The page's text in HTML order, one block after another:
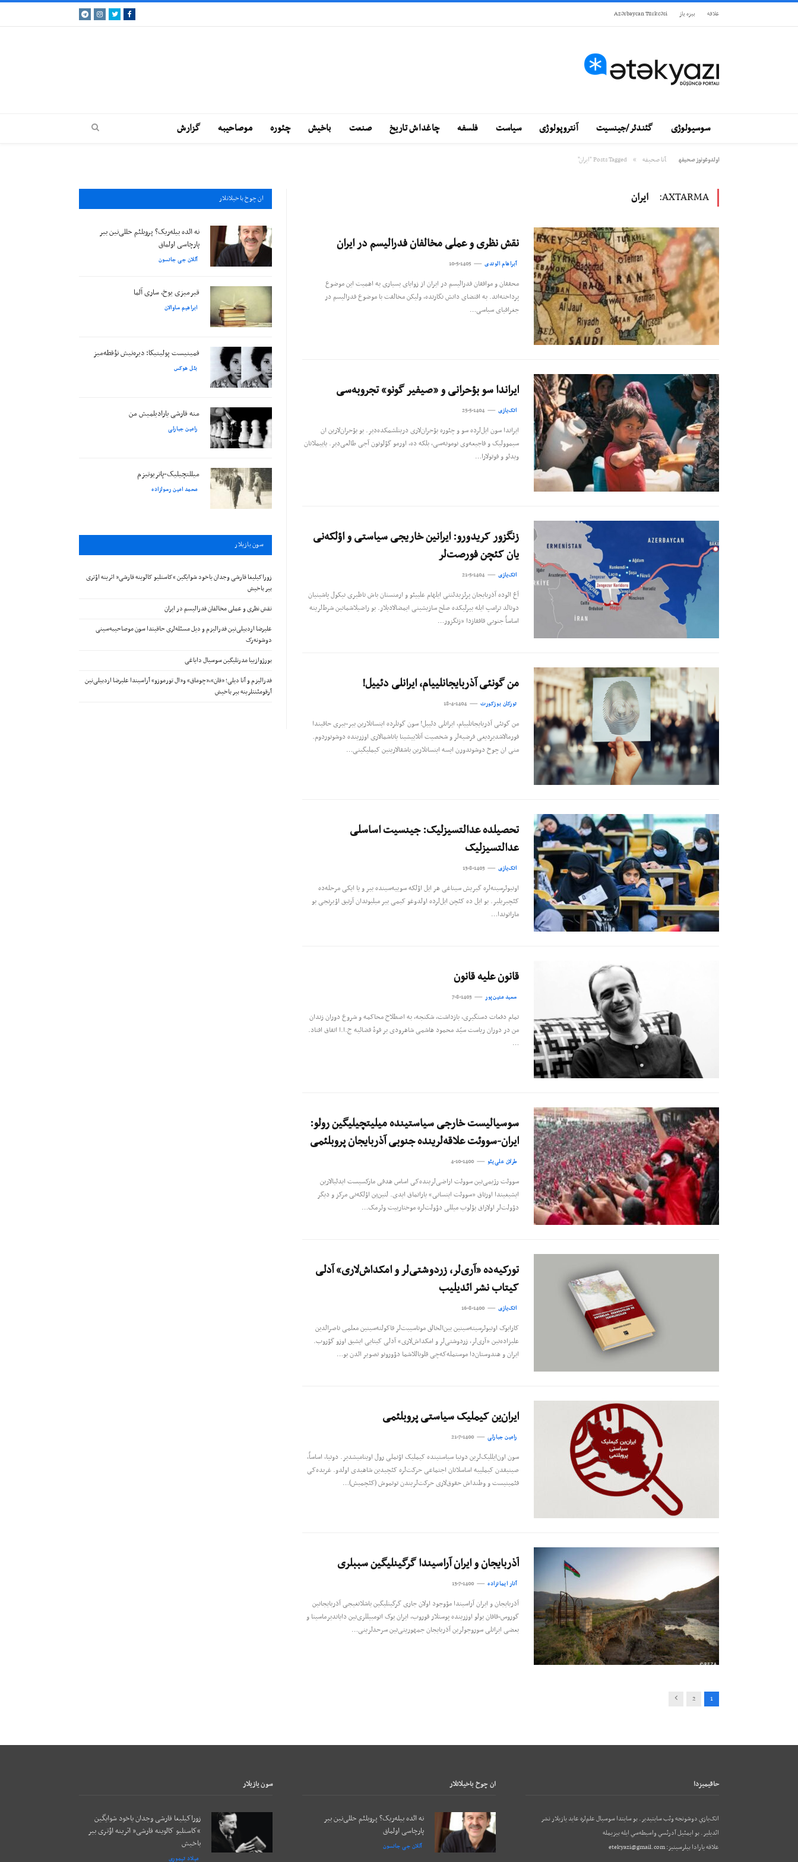
علاقه بيزه ياز Azərbaycan Türkcəsi
Facebook
Twitter
Instagram
Telegram
سوسیولوژی گئندئر/جینسیت آنتروپولوژی سياست فلسفه چاغداش تاريخ صنعت باخيش چئوره موصاحيبه گزارش
اولدوغونوز صحيفه آنا صحيفه » Posts Tagged "ایران"
AXTARMA: ایران
نقش نظری و عملی مخالفان فدرالیسم در ایران
آبراهام الوندی 10-5-1405
محققان و موافقان فدرالیسم در ایران از زوایای بسیاری به اهمیت این موضوع
پرداخته‌اند. به اقتضای دانش نگارنده، ولیکن مخالفت با موضوع فدرالیسم در
جغرافیای سیاسی…
ایراندا سو بؤحرانی و «صیفیر گونو» تجروبه‌سی
اتک‌یازی 25-5-1404
ایراندا سون ایل‌لرده سو و چئوره بؤحران‌لاری درینلشمکده‌دیر. بو بؤحران‌لارین ان
سیموولیک و فاجیعه‌وی نومونه‌سی، بلکه ده، اورمو گؤلونون آجی طالعی‌دیر. یاییملانان
ویدئو و فوتولارا…
زنگزور کریدورو: ایرانین خاریجی سیاستی و اؤلکه‌نی
یان کئچن فورصت‌لر
اتک‌یازی 21-5-1404
آغ ائوده آذربایجان پرئزیدئنتی ایلهام علییئو و ارمنستان باش ناظیری نیکول پاشینیان
دونالد ترامپ ایله بیرلیکده صلح سازیشینی ایمضالادیلار. بو راضیلاشمانین شرط‌لرینه
اساساً جنوبی قافقازدا «زنگزور…
من گونئی آذربایجانلییام، ایرانلی دئییل!
تورکان بوزکورت 18-4-1404
من گونئی آذربایجانلییام، ایرانلی دئییل! سون گونلرده اینسانلارین بیر-بیری حاقیندا
فورمالاشدیردیغی فرضیه‌لر و شخصیت آنلاییشینا یاناشمالاری اوزرینده دوشونوردوم.
منی ان چوخ دوشوندور‌ن ایسه اینسانلارین باشقالارینین کیملیگینی…
تحصیلده عدالتسیزلیک: جینسیت اساسلی
عدالتسیزلیک
اتک‌یازی 13-8-1403
اونیوئرسیته‌لره گیریش سیناغی هر ایل اؤلکه سوییه‌سینده بیر و یا ایکی مرحله‌ده
کئچیریلیر. بو ایل ده کئچن ایل‌لرده اولدوغو کیمی بیر میلیوندان آرتیق اؤیرنجی بو
ماراتوندا…
قانون علیه قانون
سعید متین‌پور 7-8-1403
تمام دفعات دستگیری، بازداشت، شکنجه، به اصطلاح محاکمه و شروع دوران زندان
من در دوران ریاست سیّد محمود هاشمی شاهرودی بر قوۀ قضائیه ج.ا.ا اتفاق افتاد.
…
سوسیالیست خارجی سیاستینده میلیتچیلیگین رولو:
ایران-سووئت علاقه‌‌‌لرینده جنوبی آذربایجان پروبلئمی
طرلان علی‌یئو 4-10-1400
سووئت رژیمی‌نین سووئت اراضی‌لرینده‌کی اساس هدفی مارکسیست ایدئیالارین
ایشیغیندا اورتاق «سووئت اینسانی» یاراتماق ایدی. لنین‌ین اؤلکه‌نی مرکز و دیگر
دؤولت‌لر اولاراق بؤلوب میللی دؤولت‌لره موختارییت وئرمک…
تورکیه‌ده «آری‌لر، زردوشتی‌لر و امکداش‌لاری» آدلی
کیتاب نشر ائدیلیب
اتک‌یازی 16-8-1400
کارابوک اونیوئرسیته‌سینین بین‌الخالق موناسیبت‌لر فاکولته‌سینین معلمی ناصرالدین
علیزاده‌نین «آری‌لر، زردوشتی‌لر و امکداش‌لاری» آدلی کیتابی ایشیق اوزو گؤروب.
ایران و هندوستان‌دا موستمله‌که‌چی قلوباللاشما دؤورونو تصویر ائد‌ن بو…
ایران‌ین کیملیک سیاستی پروبلئمی
رامین جبارلی 21-7-1400
سون اون‌ایللیک‌‌لرین دونیا سیاستینده کیملیک اؤنملی رول اوینامیشدیر. دونیا، اساساً،
صینیفدن کیملییه اساسلانان اجتماعی حرکت‌‌لره کئچیدین شاهیدی اولدو. غربده‌کی
فئمینیست و وطنداش حقوق‌‌لاری حرکت‌‌لریندن توتموش (کئچمیش)…
آذربایجان و ایران آراسیندا گرگینلیگین سببلری
آنار ایمانزاده 13-7-1400
آذربایجان و ایران آراسیندا مؤوجود اولان جاری گرگینلیگین باشلانغیجی آذربایجانین
گوروس-قافان یولو اوزرینده پوستلار قوروب، ایران یوک اتومبیللری‌نین دایاندیرماسینا و
بعضی ایرانلی سوروجولرین آذربایجان جمهوریتی‌نین سرحدلرینی…
1
2
Next
ان چوخ باخيلانلار
نه ائده بیله‌ریک؟ پروبلئم حللی‌نین بیر
پارچاسی اولماق
آللان جی جانسون
قیرمیزی یوخ، ساری آلما
ابراهیم ساوالان
فمینیست پولیتیکا: دیره‌نیش نؤقطه‌میز
بئل هوکس
منه قارشی یارادیلمیش من
رامین جبارلی
میللتچیلیک-پاتریوتیزم
محمد امین رسولزاده
سون يازيلار
زوراکیلیغا قارشی وجدان یاخود شوایگین “کاستلیو کالوینه قارشی” اثرینه اؤتری
بیر باخیش
نقش نظری و عملی مخالفان فدرالیسم در ایران
علیرضا اردبیلی‌نین فدرالیزم و دیل مسئله‌لری حاقیندا سون موصاحیبه‌سینی
دوشونه‌رک
بورژوازییا مدرنلیگین سوسیال دایاغی
فدرالیزم و آنا دیلی؛ «قان»،«چوماق» و«ال تورموزو» آراسیندا علیرضا اردبیلی‌نین
آرقومئنتلرینه بیر باخیش
حاقيميزدا
اتک‌يازي دوشونجه وئب‌ سايتيدير. بو سايتدا سوسيال علم‌لره عايد يازيلار نشر
ائديلير. بو ایمئيل آدرئسي واسيطه‌سي ايله بيزيمله
علاقه يارادا بيلرسينيز:etekyazi@gmail.com
ان چوخ باخيلانلار
نه ائده بیله‌ریک؟ پروبلئم حللی‌نین بیر
پارچاسی اولماق
آللان جی جانسون
سون يازيلار
زوراکیلیغا قارشی وجدان یاخود شوایگین
“کاستلیو کالوینه قارشی” اثرینه اؤتری بیر
باخیش
میلاد تیموری